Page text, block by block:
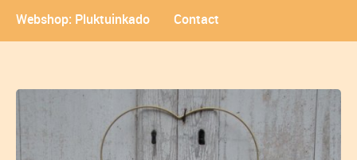
Webshop: Pluktuinkado
Contact